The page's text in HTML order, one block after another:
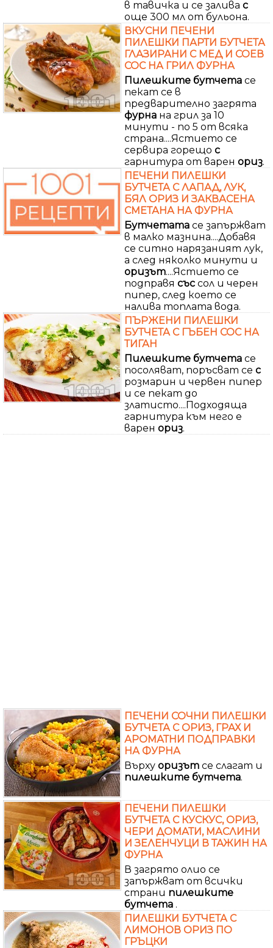
в тавичка и се залива с
още 300 мл от бульона.
ВКУСНИ ПЕЧЕНИ
ПИЛЕШКИ ПАРТИ БУТЧЕТА
ГЛАЗИРАНИ С МЕД И СОЕВ
СОС НА ГРИЛ ФУРНА
Пилешките бутчета се
пекат се в
предварително загрята
фурна на грил за 10
минути - по 5 от всяка
страна....Ястието се
сервира горещо с
гарнитура от варен ориз.
ПЕЧЕНИ ПИЛЕШКИ
БУТЧЕТА С ЛАПАД, ЛУК,
БЯЛ ОРИЗ И ЗАКВАСЕНА
СМЕТАНА НА ФУРНА
Бутчетата се запържват
в малко мазнина....Добавя
се ситно нарязаният лук,
а след няколко минути и
оризът....Ястието се
подправя със сол и черен
пипер, след което се
налива топлата вода.
ПЪРЖЕНИ ПИЛЕШКИ
БУТЧЕТА С ГЪБЕН СОС НА
ТИГАН
Пилешките бутчета се
посоляват, поръсват се с
розмарин и червен пипер
и се пекат до
златисто....Подходяща
гарнитура към него е
варен ориз.
ПЕЧЕНИ СОЧНИ ПИЛЕШКИ
БУТЧЕТА С ОРИЗ, ГРАХ И
АРОМАТНИ ПОДПРАВКИ
НА ФУРНА
Върху оризът се слагат и
пилешките бутчета.
ПЕЧЕНИ ПИЛЕШКИ
БУТЧЕТА С КУСКУС, ОРИЗ,
ЧЕРИ ДОМАТИ, МАСЛИНИ
И ЗЕЛЕНЧУЦИ В ТАЖИН НА
ФУРНА
В загрято олио се
запържват от всички
страни пилешките
бутчета .
ПИЛЕШКИ БУТЧЕТА С
ЛИМОНОВ ОРИЗ ПО
ГРЪЦКИ